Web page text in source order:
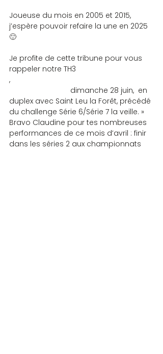
Joueuse du mois en 2005 et 2015,
j’espère pouvoir refaire la une en 2025
🙂
Je profite de cette tribune pour vous
rappeler notre TH3
,
dimanche 28 juin,  en
duplex avec Saint Leu la Forêt, précédé
du challenge Série 6/Série 7 la veille. »
Bravo Claudine pour tes nombreuses
performances de ce mois d’avril : finir
dans les séries 2 aux championnats